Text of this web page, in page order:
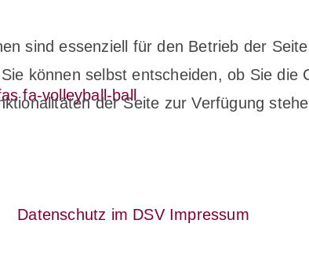
fa-volleyball-ball
sind essenziell für den Betrieb der
können selbst entscheiden, ob Sie die
der Seite zur Verfügung
Datenschutz im DSV Impressum